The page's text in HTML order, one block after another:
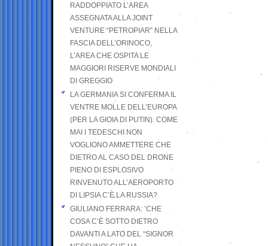
RADDOPPIATO L’AREA
ASSEGNATA ALLA JOINT
VENTURE “PETROPIAR” NELLA
FASCIA DELL’ORINOCO,
L’AREA CHE OSPITA LE
MAGGIORI RISERVE MONDIALI
DI GREGGIO
LA GERMANIA SI CONFERMA IL
VENTRE MOLLE DELL’EUROPA
(PER LA GIOIA DI PUTIN). COME
MAI I TEDESCHI NON
VOGLIONO AMMETTERE CHE
DIETRO AL CASO DEL DRONE
PIENO DI ESPLOSIVO
RINVENUTO ALL’AEROPORTO
DI LIPSIA C’È LA RUSSIA?
GIULIANO FERRARA: ’CHE
COSA C’È SOTTO DIETRO
DAVANTI A LATO DEL “SIGNOR